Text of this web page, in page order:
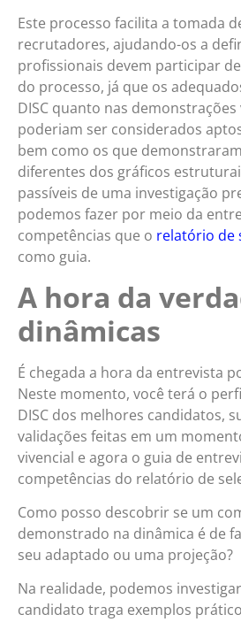
Este processo facilita a tomada
recrutadores, ajudando-os a
profissionais devem participar
do processo, já que os
DISC quanto nas demonstrações
poderiam ser considerados
bem como os que
diferentes dos gráficos
passíveis de uma investigação
podemos fazer por meio da
competências que o relatório de
como guia.
A hora da
dinâmicas
É chegada a hora da entrevista
Neste momento, você terá o
DISC dos melhores candidatos,
validações feitas em um
vivencial e agora o guia de
competências do relatório de
Como posso descobrir se um
demonstrado na dinâmica é de
seu adaptado ou uma projeção?
Na realidade, podemos
candidato traga exemplos